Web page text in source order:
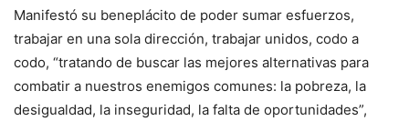
Manifestó su beneplácito de poder sumar esfuerzos,
trabajar en una sola dirección, trabajar unidos, codo a
codo, “tratando de buscar las mejores alternativas para
combatir a nuestros enemigos comunes: la pobreza, la
desigualdad, la inseguridad, la falta de oportunidades”,